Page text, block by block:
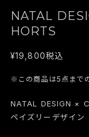
NATAL
HORTS
¥19,800税込
※この商品は5点まで
NATAL DESIGN ×
ペイズリーデザイン